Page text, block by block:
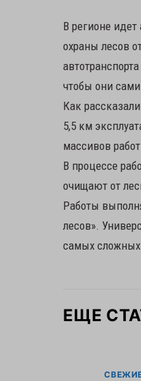
В регионе
охраны лесов
чтобы они
Как
5,5 км
массивов
В процессе
очищают от
Работы
лесов».
самых сложных
ЕЩЕ